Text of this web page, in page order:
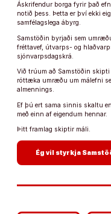
Áskrifendur borga fyrir það
notið þess. Þetta er því ekki
samfélagslega ábyrg.
Samstöðin byrjaði sem
fréttavef, útvarps- og
sjónvarpsdagskrá.
Við trúum að Samstöðin
róttæka umræðu um málefni
almennings.
Ef þú ert sama sinnis skaltu
með einn af eigendum hennar.
Þitt framlag skiptir máli.
Ég vil styrkja